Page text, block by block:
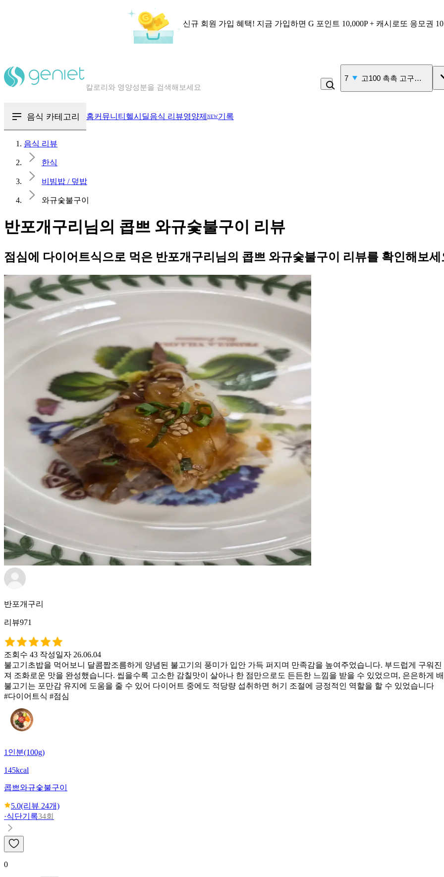
신규 회원 가입 혜택! 지금 가입하면 G 포인트 10,000P + 캐시로또 응모권
혈당 · 다이어트 음식 검색해보세요
7 고100 촉촉 고구마 스틱
음식 카테고리 홈커뮤니티 헬시딜음식 리뷰영양제 NEW기록
음식 리뷰
한식
비빔밥 / 덮밥
와규숯불구이
반포개구리님의 콥쁘 와규숯불구이 리뷰
점심에 다이어트식으로 먹은 반포개구리님의 콥쁘 와규숯불구이 리뷰를 확인해보세
반포개구리
리뷰971
조회수 43 작성일자 26.06.04
불고기초밥을 먹어보니 달콤짭조름하게 양념된 불고기의 풍미가 입안 가득 퍼지며 만족감을 높여주었습니다. 부드럽게 구워
져 조화로운 맛을 완성했습니다. 씹을수록 고소한 감칠맛이 살아나 한 점만으로도 든든한 느낌을 받을 수 있었으며, 은은하게
불고기는 포만감 유지에 도움을 줄 수 있어 다이어트 중에도 적당량 섭취하면 허기 조절에 긍정적인 역할을 할 수 있었습니다
#다이어트식 #점심
1인분(100g)
145kcal
콥쁘와규숯불구이
5.0(리뷰 24개)
·식단기록34회
0